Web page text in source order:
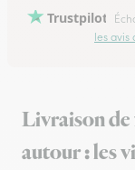
Trustpilot
les avis
Livraison
autour : les